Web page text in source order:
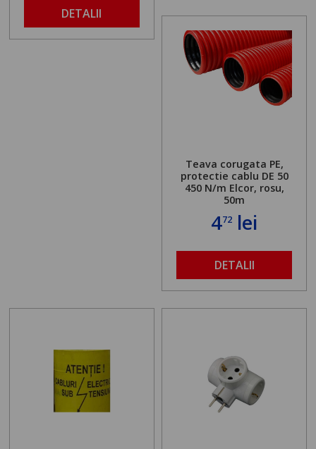
DETALII
Teava corugata PE,
protectie cablu DE 50
450 N/m Elcor, rosu,
50m
472 lei
DETALII